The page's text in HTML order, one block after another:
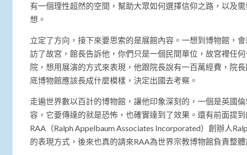
有一個理性超然的空間，幫助大眾如何選擇信仰之路，以及
想。
立定了方向，接下來要思索的是展館內容。一想到博物館，
訪了故宮，館長告訴他，你們只是一個民間單位，故宮裡任
院，想用展演的方式來表現，他跟院長說有一百萬經費，院
底博物館應該長成什麼模樣，決定出國去考察。
走遍世界數以百計的博物館，讓他印象深刻的，一個是英國
容，它要傳達的就是恐怖，也確實達到了效果。還有前面提
RAA（Ralph Appelbaum Associates Incorporated）創辦人
的表現方式，後來也真的請來RAA為世界宗教博物館負責整體